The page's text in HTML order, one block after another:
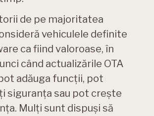
de pe majoritatea
vehiculele definite
ca fiind valoroase, în
când actualizările OTA
adăuga funcții, pot
siguranța sau pot crește
Mulți sunt dispuși să